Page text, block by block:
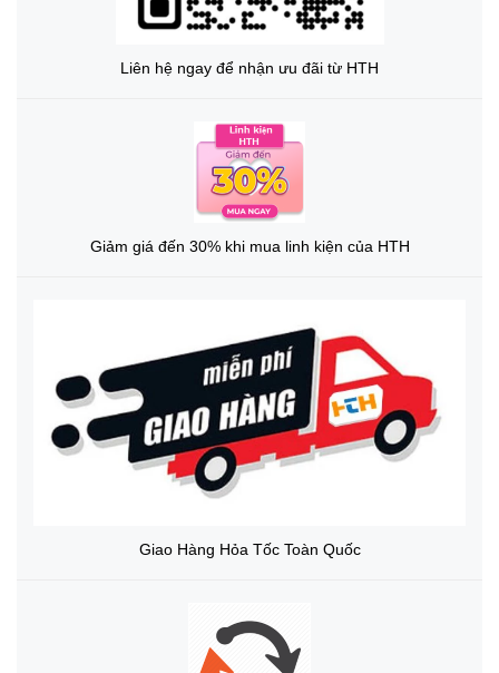
Liên hệ ngay để nhận ưu đãi từ HTH
Giảm giá đến 30% khi mua linh kiện của HTH
Giao Hàng Hỏa Tốc Toàn Quốc